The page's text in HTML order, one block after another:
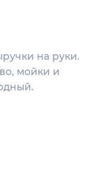
на руки.
мойки и